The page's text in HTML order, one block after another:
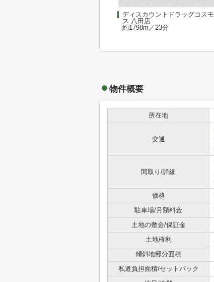
ディスカウントドラッグコスモ
ス 八田店
約1798m／23分
物件概要
所在地
交通
間取り/詳細
価格
駐車場/月額料金
土地の敷金/保証金
土地権利
傾斜地部分面積
私道負担面積/セットバック